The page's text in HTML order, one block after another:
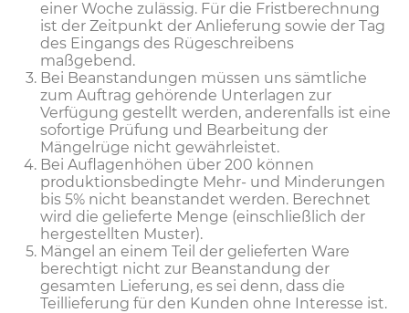
einer Woche zulässig. Für die Fristberechnung
ist der Zeitpunkt der Anlieferung sowie der Tag
des Eingangs des Rügeschreibens
maßgebend.
Bei Beanstandungen müssen uns sämtliche
zum Auftrag gehörende Unterlagen zur
Verfügung gestellt werden, anderenfalls ist eine
sofortige Prüfung und Bearbeitung der
Mängelrüge nicht gewährleistet.
Bei Auflagenhöhen über 200 können
produktionsbedingte Mehr- und Minderungen
bis 5% nicht beanstandet werden. Berechnet
wird die gelieferte Menge (einschließlich der
hergestellten Muster).
Mängel an einem Teil der gelieferten Ware
berechtigt nicht zur Beanstandung der
gesamten Lieferung, es sei denn, dass die
Teillieferung für den Kunden ohne Interesse ist.